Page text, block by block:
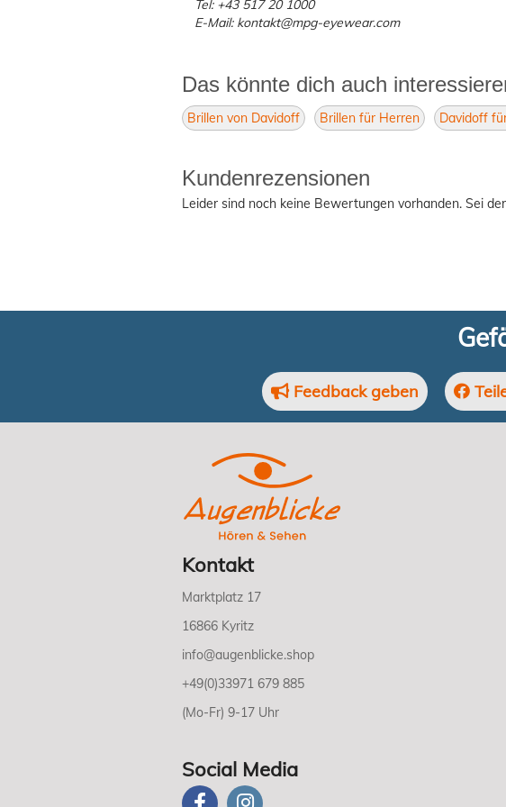
Tel: +43 517 20 1000
E-Mail: kontakt@mpg-eyewear.com
Das könnte dich auch
Brillen von Davidoff Brillen für Herren Davidoff
Kundenrezensionen
Leider sind noch keine Bewertungen vorhanden. Sei
Feedback geben
Kontakt
Marktplatz 17
16866 Kyritz
info@augenblicke.shop
+49(0)33971 679 885
(Mo-Fr) 9-17 Uhr
Social Media